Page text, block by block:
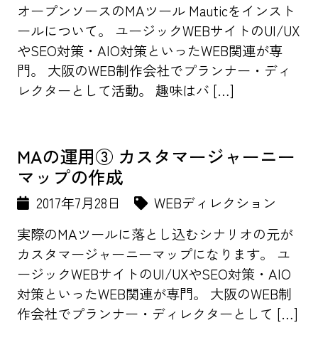
オープンソースのMAツール Mauticをインスト
ールについて。 ユージックWEBサイトのUI/UX
やSEO対策・AIO対策といったWEB関連が専
門。 大阪のWEB制作会社でプランナー・ディ
レクターとして活動。 趣味はバ […]
MAの運用③ カスタマージャーニー
マップの作成
2017年7月28日
WEBディレクション
実際のMAツールに落とし込むシナリオの元が
カスタマージャーニーマップになります。 ユ
ージックWEBサイトのUI/UXやSEO対策・AIO
対策といったWEB関連が専門。 大阪のWEB制
作会社でプランナー・ディレクターとして […]